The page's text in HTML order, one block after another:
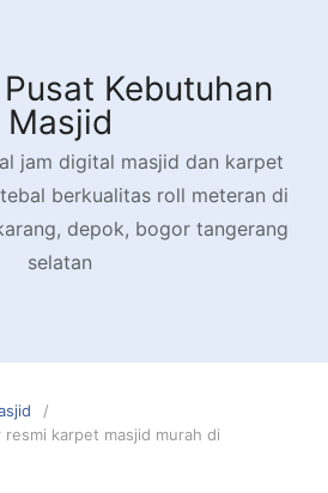
Kebutuhan
Masjid
jam digital masjid dan karpet
berkualitas roll meteran di
depok, bogor tangerang
selatan
karpet masjid murah di